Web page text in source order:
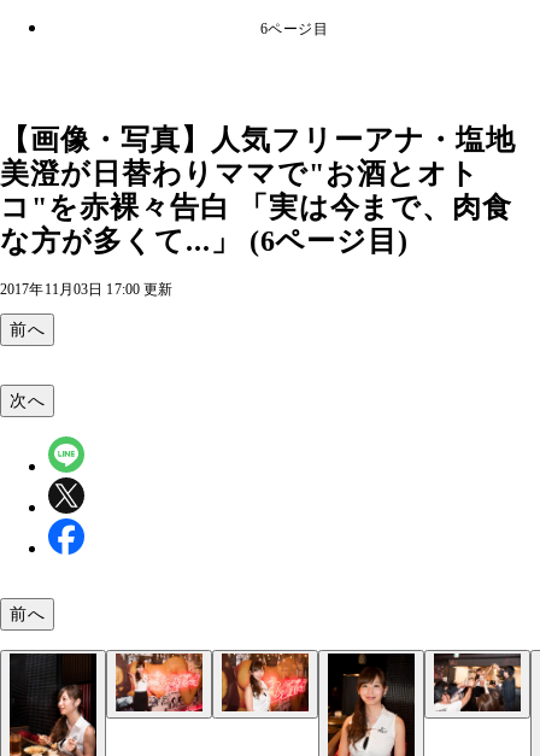
6ページ目
【画像・写真】人気フリーアナ・塩地
美澄が日替わりママで"お酒とオト
コ"を赤裸々告白 「実は今まで、肉食
な方が多くて...」 (6ページ目)
2017年11月03日 17:00 更新
前へ
次へ
前へ